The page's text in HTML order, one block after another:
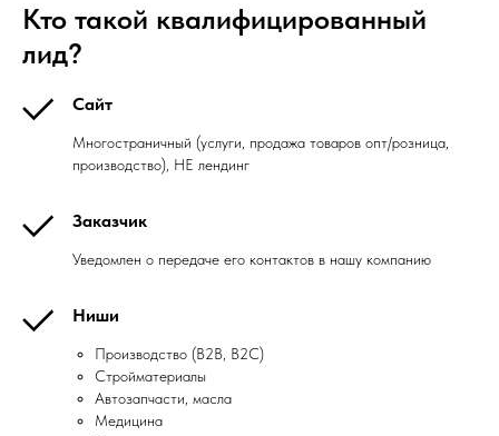
Кто такой квалифицированный
лид?
Сайт
Многостраничный (услуги, продажа товаров опт/розница,
производство), НЕ лендинг
Заказчик
Уведомлен о передаче его контактов в нашу компанию
Ниши
Производство (B2B, B2C)
Стройматериалы
Автозапчасти, масла
Медицина